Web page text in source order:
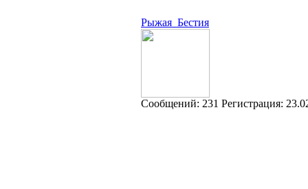
Рыжая_Бестия
Cообщений: 231 Регистрация: